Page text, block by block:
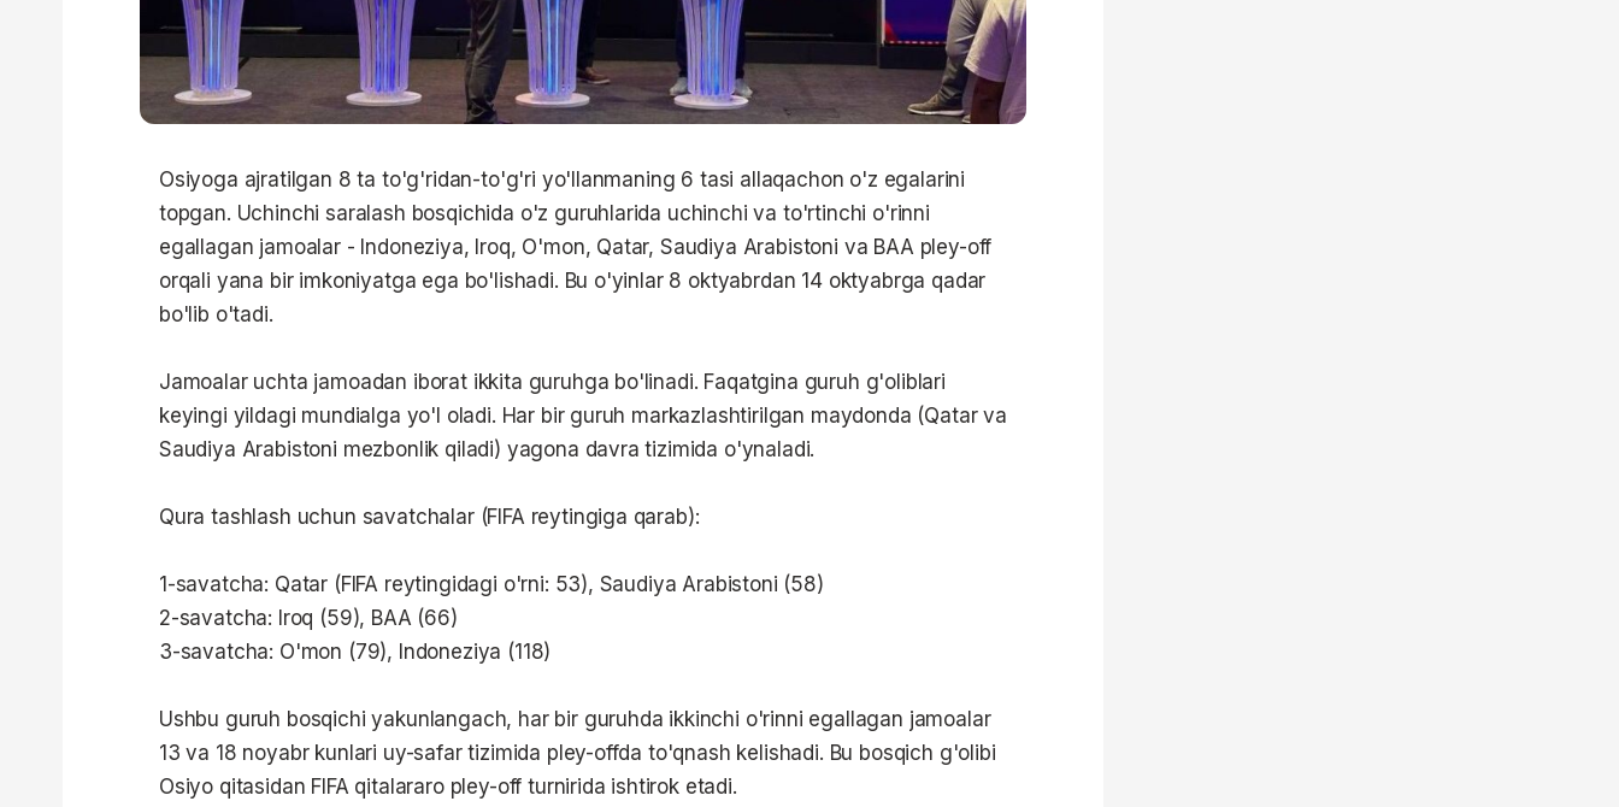
Osiyoga ajratilgan 8 ta to'g'ridan-to'g'ri yo'llanmaning 6 tasi allaqachon o'z egalarini
topgan. Uchinchi saralash bosqichida o'z guruhlarida uchinchi va to'rtinchi o'rinni
egallagan jamoalar - Indoneziya, Iroq, O'mon, Qatar, Saudiya Arabistoni va BAA pley-off
orqali yana bir imkoniyatga ega bo'lishadi. Bu o'yinlar 8 oktyabrdan 14 oktyabrga qadar
bo'lib o'tadi.
Jamoalar uchta jamoadan iborat ikkita guruhga bo'linadi. Faqatgina guruh g'oliblari
keyingi yildagi mundialga yo'l oladi. Har bir guruh markazlashtirilgan maydonda (Qatar va
Saudiya Arabistoni mezbonlik qiladi) yagona davra tizimida o'ynaladi.
Qura tashlash uchun savatchalar (FIFA reytingiga qarab):
1-savatcha: Qatar (FIFA reytingidagi o'rni: 53), Saudiya Arabistoni (58)
2-savatcha: Iroq (59), BAA (66)
3-savatcha: O'mon (79), Indoneziya (118)
Ushbu guruh bosqichi yakunlangach, har bir guruhda ikkinchi o'rinni egallagan jamoalar
13 va 18 noyabr kunlari uy-safar tizimida pley-offda to'qnash kelishadi. Bu bosqich g'olibi
Osiyo qitasidan FIFA qitalararo pley-off turnirida ishtirok etadi.